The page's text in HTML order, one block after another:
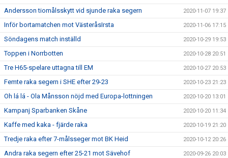
Andersson tiomålsskytt vid sjunde raka segern 2020-11-07 19:37
Inför bortamatchen mot VästeråsIrsta 2020-11-06 17:15
Söndagens match inställd 2020-10-29 19:53
Toppen i Norrbotten 2020-10-28 20:51
Tre H65-spelare uttagna till EM 2020-10-27 20:53
Femte raka segern i SHE efter 29-23 2020-10-23 21:23
Oh lá lá - Ola Månsson nöjd med Europa-lottningen 2020-10-20 13:01
Kampanj Sparbanken Skåne 2020-10-20 11:34
Kaffe med kaka - fjärde raka 2020-10-19 21:20
Tredje raka efter 7-målsseger mot BK Heid 2020-10-12 20:26
Andra raka segern efter 25-21 mot Sävehof 2020-09-26 20:03